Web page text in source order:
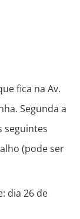
fica na Av.
Segunda a
seguintes
(pode ser
dia 26 de